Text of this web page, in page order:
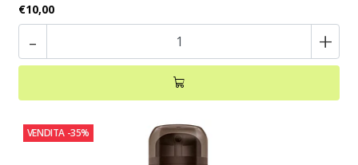
€10,00
- +
VENDITA -35%